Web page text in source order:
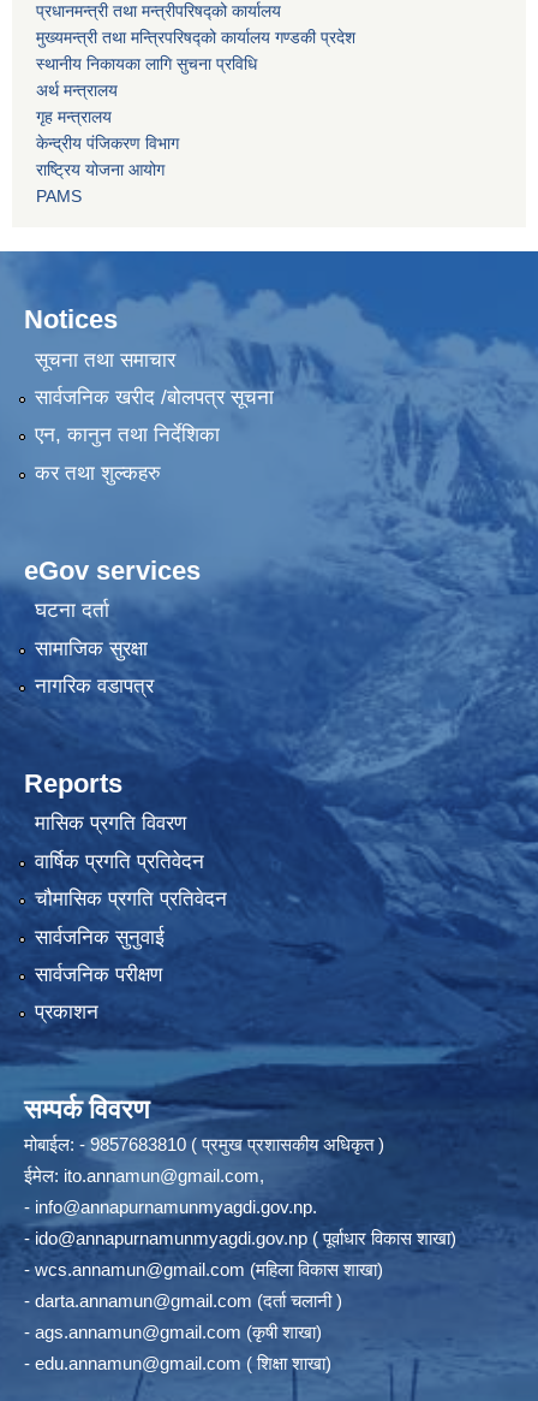
प्रधानमन्त्री तथा मन्त्रीपरिषद्को कार्यालय
मुख्यमन्त्री तथा मन्त्रिपरिषद्को कार्यालय गण्डकी प्रदेश
स्थानीय निकायका लागि सुचना प्रविधि
अर्थ मन्त्रालय
गृह मन्त्रालय
केन्द्रीय पंजिकरण विभाग
राष्ट्रिय योजना आयोग
PAMS
Notices
सूचना तथा समाचार
सार्वजनिक खरीद /बोलपत्र सूचना
एन, कानुन तथा निर्देशिका
कर तथा शुल्कहरु
eGov services
घटना दर्ता
सामाजिक सुरक्षा
नागरिक वडापत्र
Reports
मासिक प्रगति विवरण
वार्षिक प्रगति प्रतिवेदन
चौमासिक प्रगति प्रतिवेदन
सार्वजनिक सुनुवाई
सार्वजनिक परीक्षण
प्रकाशन
सम्पर्क विवरण
मोबाईल: - 9857683810 ( प्रमुख प्रशासकीय अधिकृत )
ईमेल: ito.annamun@gmail.com,
- info@annapurnamunmyagdi.gov.np.
- ido@annapurnamunmyagdi.gov.np ( पूर्वाधार विकास शाखा)
- wcs.annamun@gmail.com (महिला विकास शाखा)
- darta.annamun@gmail.com (दर्ता चलानी )
- ags.annamun@gmail.com (कृषी शाखा)
- edu.annamun@gmail.com ( शिक्षा शाखा)